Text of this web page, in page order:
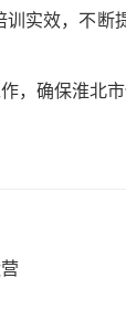
实效，不
确保淮北